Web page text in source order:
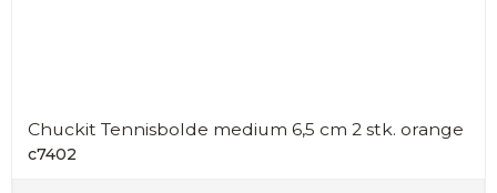
Chuckit Tennisbolde medium 6,5 cm 2 stk. orange
c7402